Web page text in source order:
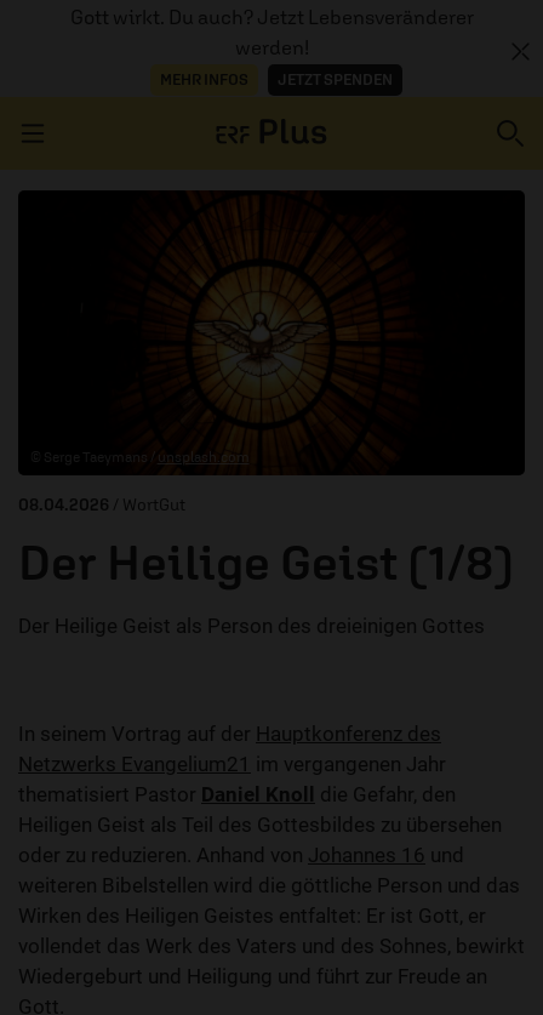
Gott wirkt. Du auch? Jetzt Lebensveränderer
werden!
MEHR INFOS JETZT SPENDEN
unsplash.com
08.04.2026 / WortGut
Der Heilige Geist (1/8)
Der Heilige Geist als Person des dreieinigen Gottes
In seinem Vortrag auf der Hauptkonferenz des
Netzwerks Evangelium21
im vergangenen Jahr
thematisiert Pastor Daniel Knoll
die Gefahr, den
Heiligen Geist als Teil des Gottesbildes zu übersehen
oder zu reduzieren. Anhand von Johannes 16 und
weiteren Bibelstellen wird die göttliche Person und das
Wirken des Heiligen Geistes entfaltet: Er ist Gott, er
vollendet das Werk des Vaters und des Sohnes, bewirkt
Wiedergeburt und Heiligung und führt zur Freude an
Gott.